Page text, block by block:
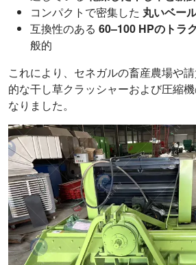
コンパクトで密集した 丸いベー
互換性のある 60–100 HPのトラ
般的
これにより、セネガルの畜産農場や
的な干し草クラッシャーおよび圧縮
なりました。